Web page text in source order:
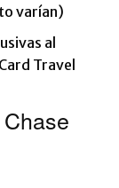
varían)
al
Travel